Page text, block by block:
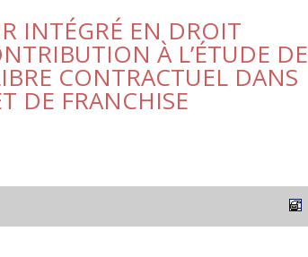
INTÉGRÉ EN DROIT
À L’ÉTUDE DE
CONTRACTUEL DANS
DE FRANCHISE